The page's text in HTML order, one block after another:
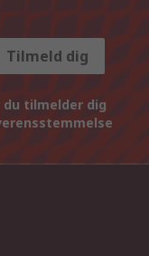
Tilmeld dig
du tilmelder dig